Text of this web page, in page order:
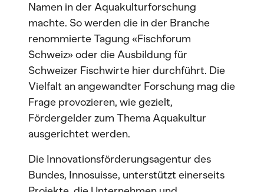
Namen in der Aquakulturforschung
machte. So werden die in der Branche
renommierte Tagung «Fischforum
Schweiz» oder die Ausbildung für
Schweizer Fischwirte hier durchführt. Die
Vielfalt an angewandter Forschung mag die
Frage provozieren, wie gezielt,
Fördergelder zum Thema Aquakultur
ausgerichtet werden.
Die Innovationsförderungsagentur des
Bundes, Innosuisse, unterstützt einerseits